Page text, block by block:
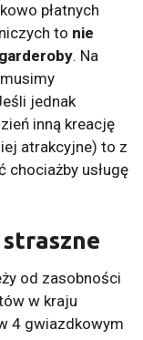
płatnych
to nie
. Na
jednak
inną kreację
atrakcyjne) to z
chociażby usługę
od zasobności
w kraju
4 gwiazdkowym